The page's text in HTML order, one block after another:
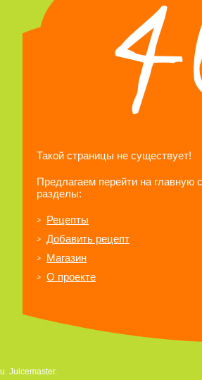
Такой страницы не существует!
Предлагаем перейти на
разделы:
Рецепты
Добавить рецепт
Магазин
О проекте
Juicemaster.